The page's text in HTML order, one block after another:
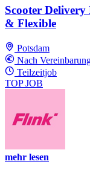
Scooter
& Flexible
Potsdam
Nach
Teilzeitjob
TOP JOB
mehr lesen